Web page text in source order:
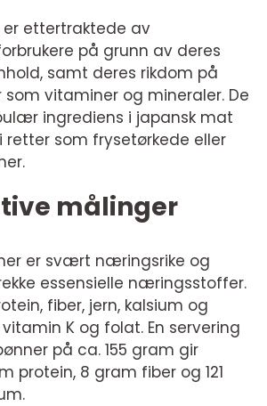
er ettertraktede av
på grunn av deres
samt deres rikdom på
vitaminer og mineraler. De
ingrediens i japansk mat
retter som frysetørkede eller
målinger
er svært næringsrike og
essensielle næringsstoffer.
fiber, jern, kalsium og
K og folat. En servering
på ca. 155 gram gir
protein, 8 gram fiber og 121